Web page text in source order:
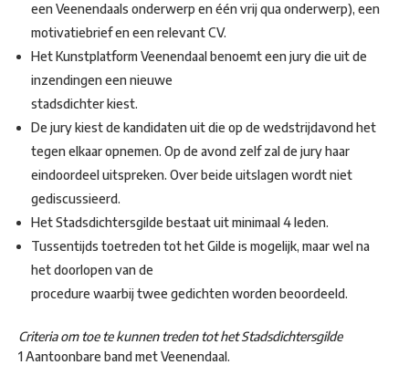
een Veenendaals onderwerp en één vrij qua onderwerp), een
motivatiebrief en een relevant CV.
Het Kunstplatform Veenendaal benoemt een jury die uit de
inzendingen een nieuwe
stadsdichter kiest.
De jury kiest de kandidaten uit die op de wedstrijdavond het
tegen elkaar opnemen. Op de avond zelf zal de jury haar
eindoordeel uitspreken. Over beide uitslagen wordt niet
gediscussieerd.
Het Stadsdichtersgilde bestaat uit minimaal 4 leden.
Tussentijds toetreden tot het Gilde is mogelijk, maar wel na
het doorlopen van de
procedure waarbij twee gedichten worden beoordeeld.
Criteria om toe te kunnen treden tot het Stadsdichtersgilde
1 Aantoonbare band met Veenendaal.